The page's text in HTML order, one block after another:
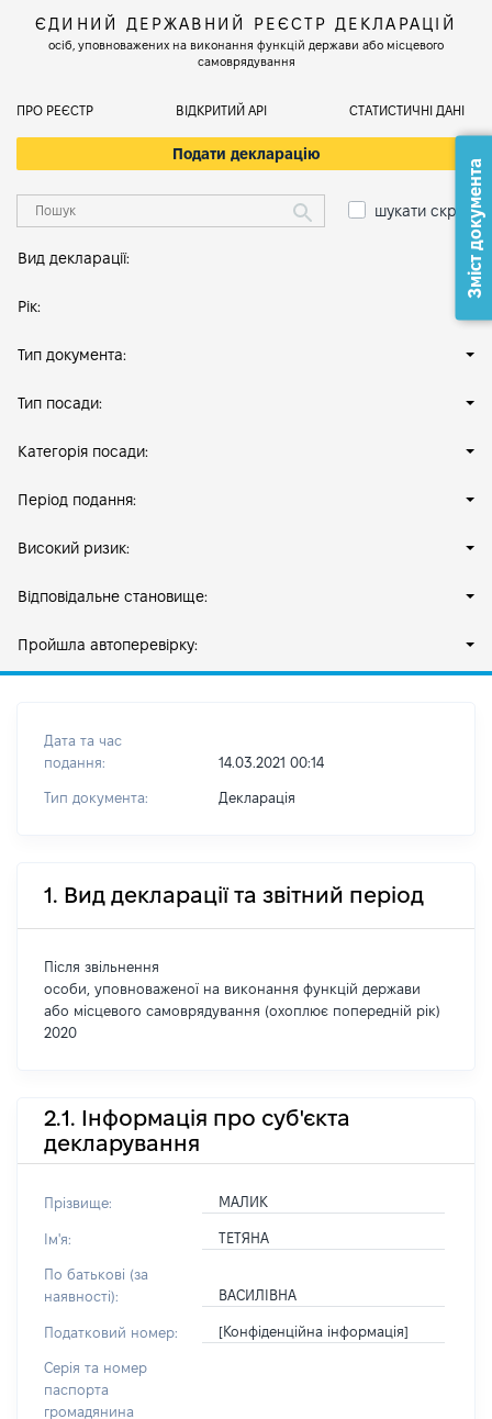
ЄДИНИЙ ДЕРЖАВНИЙ РЕЄСТР ДЕКЛАРАЦІЙ
осіб, уповноважених на виконання функцій держави або місцевого
самоврядування
ПРО РЕЄСТР ВІДКРИТИЙ АРІ СТАТИСТИЧНІ ДАНІ
Подати декларацію
шукати скрізь
Вид декларації:
Рік:
Тип документа:
Тип посади:
Категорія посади:
Період подання:
Високий ризик:
Відповідальне становище:
Пройшла автоперевірку:
Дата та час
подання:
14.03.2021 00:14
Тип документа: Декларація
1. Вид декларації та звітний період
Після звільнення
особи, уповноваженої на виконання функцій держави
або місцевого самоврядування (охоплює попередній рік)
2020
2.1. Інформація про суб'єкта
декларування
Прізвище: МАЛИК
Ім'я: ТЕТЯНА
По батькові (за
наявності):
ВАСИЛІВНА
Податковий номер: [Конфіденційна інформація]
Серія та номер
паспорта
громадянина
Зміст документа